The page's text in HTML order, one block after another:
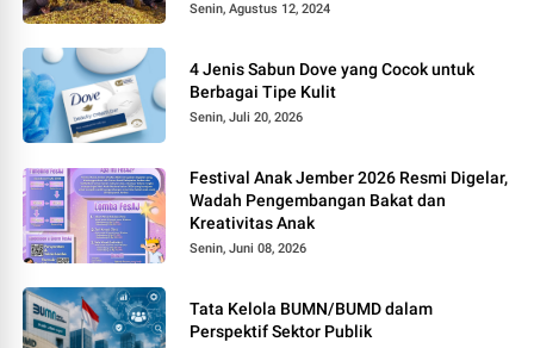
Senin, Agustus 12, 2024
4 Jenis Sabun Dove yang Cocok untuk
Berbagai Tipe Kulit
Senin, Juli 20, 2026
Festival Anak Jember 2026 Resmi Digelar,
Wadah Pengembangan Bakat dan
Kreativitas Anak
Senin, Juni 08, 2026
Tata Kelola BUMN/BUMD dalam
Perspektif Sektor Publik